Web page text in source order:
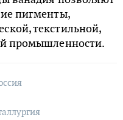
пигменты,
текстильной,
промышленности.